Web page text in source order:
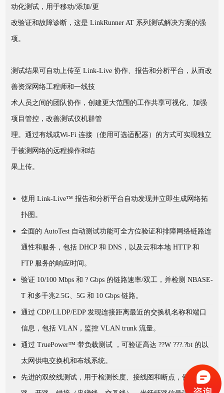
动化测试，用于移动/添加/更
改验证和故障诊断，这是 LinkRunner AT 系列测试解决方案的强
项。
测试结果可自动上传至 Link-Live 协作、报告和分析平台，从而改
善资深网络工程师和一线技
术人员之间的团队协作，创建更大范围的工作共享可视化、加强
项目管控，改善测试仪机群管
理。通过有线或Wi-Fi 连接（使用可选适配器）的方式可实现独立
于被测网络的远程操作和结
果上传。
使用 Link-Live™ 报告和分析平台自动发现并立即生成网络拓
扑图。
全面的 AutoTest 自动测试功能可全方位验证和排障网络链路连
通性和服务，包括 DHCP 和 DNS，以及云和本地 HTTP 和
FTP 服务的响应时间。
验证 10/100 Mbps 和 ? Gbps 的链路速率/双工，并检测 NBASE-
T 和多千兆2.5G、5G 和 10 Gbps 链路。
通过 CDP/LLDP/EDP 发现连接距离最近的交换机名称和端口
信息，包括 VLAN，监控 VLAN trunk 流量。
通过 TruePower™ 带负载测试 ，可验证高达 ??W ???.?bt 的以
太网供电交换机和布线系统。
先进的双绞线测试，用于检测长度、接线图和断点，例如短